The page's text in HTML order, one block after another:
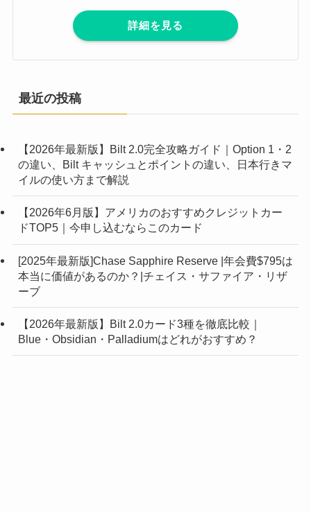
詳細を見る
最近の投稿
【2026年最新版】Bilt 2.0完全攻略ガイド｜Option 1・2
の違い、Bilt キャッシュとポイントの違い、日本行きマ
イルの使い方まで解説
【2026年6月版】アメリカのおすすめクレジットカー
ドTOP5｜今申し込むならこのカード
[2025年最新版]Chase Sapphire Reserve |年会費$795は
本当に価値があるのか？|チェイス・サファイア・リザ
ーブ
【2026年最新版】Bilt 2.0カード3種を徹底比較｜
Blue・Obsidian・Palladiumはどれがおすすめ？